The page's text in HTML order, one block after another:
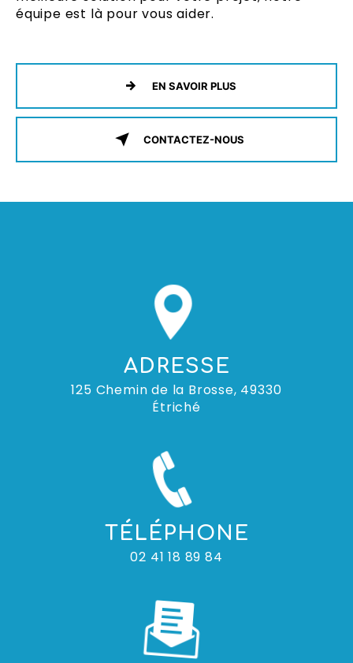
équipe est là pour vous aider.
EN SAVOIR PLUS
CONTACTEZ-NOUS
ADRESSE
125 Chemin de la Brosse, 49330
Étriché
TÉLÉPHONE
02 41 18 89 84